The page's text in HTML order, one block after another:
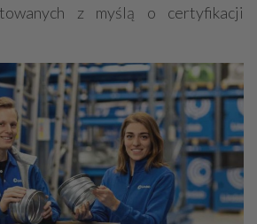
z myślą o certyfikacji